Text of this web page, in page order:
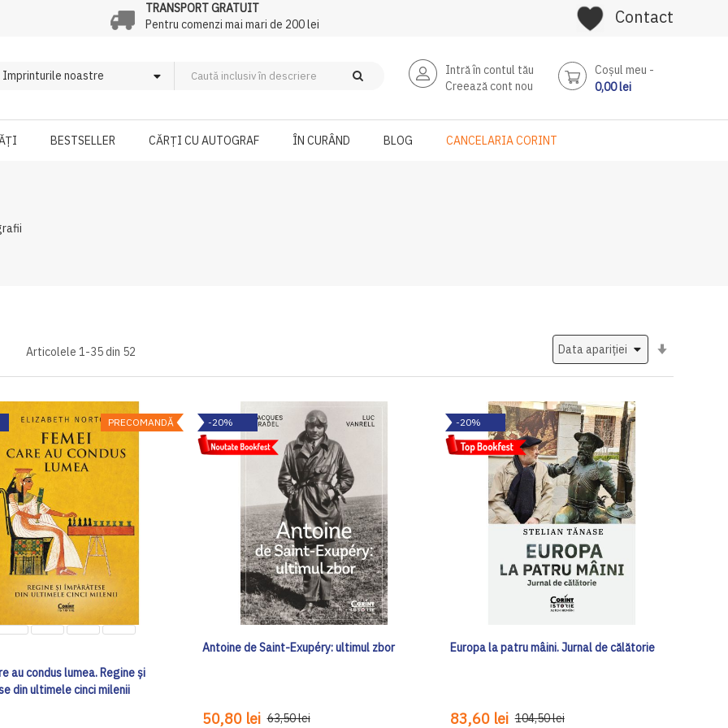
TRANSPORT GRATUIT
Pentru comenzi mai mari de 200 lei
Contact
Intră în contul tău
Creează cont nou
Coşul meu
0,00 lei
BESTSELLER CĂRȚI CU AUTOGRAF ÎN CURÂND BLOG CANCELARIA CORINT
Articolele1-35din 52
PRECOMANDĂ
au condus lumea. Regine și
din ultimele cinci milenii
-20%
Antoine de Saint-Exupéry: ultimul zbor
50,80 lei 63,50 lei
-20%
Europa la patru mâini. Jurnal de călătorie
83,60 lei 104,50 lei